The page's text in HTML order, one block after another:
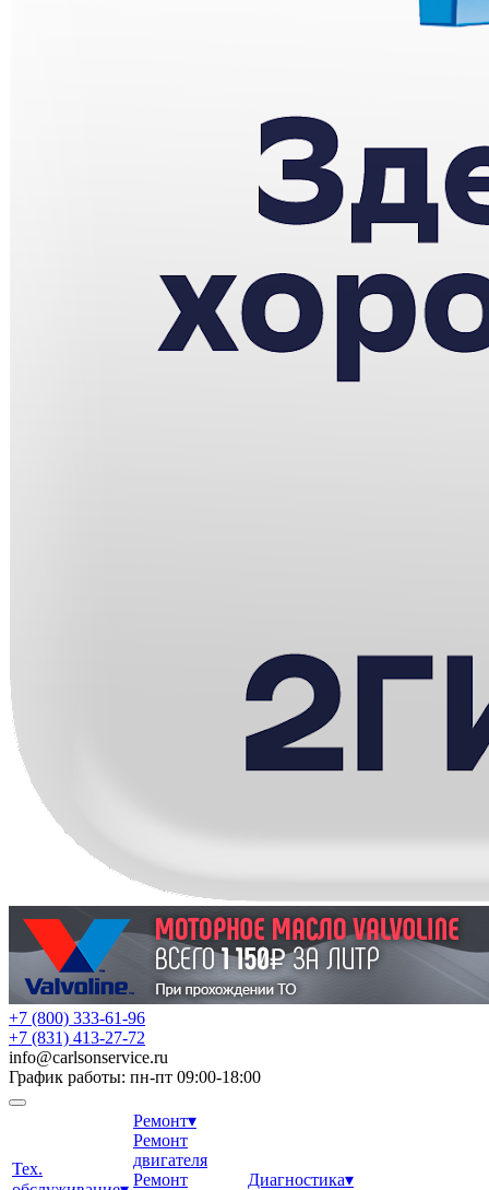
+7 (800) 333-61-96
+7 (831) 413-27-72
info@carlsonservice.ru
График работы: пн-пт 09:00-18:00
Тех.
Ремонт▾
Ремонт
двигателя
Ремонт
Диагностика▾